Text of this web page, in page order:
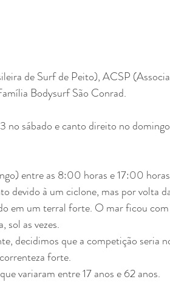
de Surf de Peito), ACSP
Bodysurf São Conrad.
no sábado e canto direito no
entre as 8:00 horas e 17:00
devido à um ciclone, mas por volta
em um terral forte. O mar ficou
sol as vezes.
decidimos que a competição seria
forte.
variaram entre 17 anos e 62 anos.